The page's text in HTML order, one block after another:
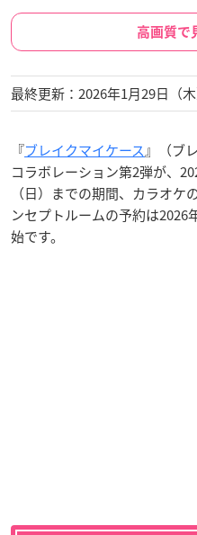
高画質で
最終更新：2026年1月29日（木
『ブレイクマイケース』（ブ
コラボレーション第2弾が、
（日）までの期間、カラオ
ンセプトルームの予約は2026
始です。